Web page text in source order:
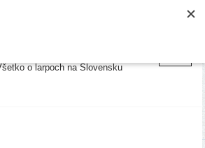
o larpoch na Slovensku